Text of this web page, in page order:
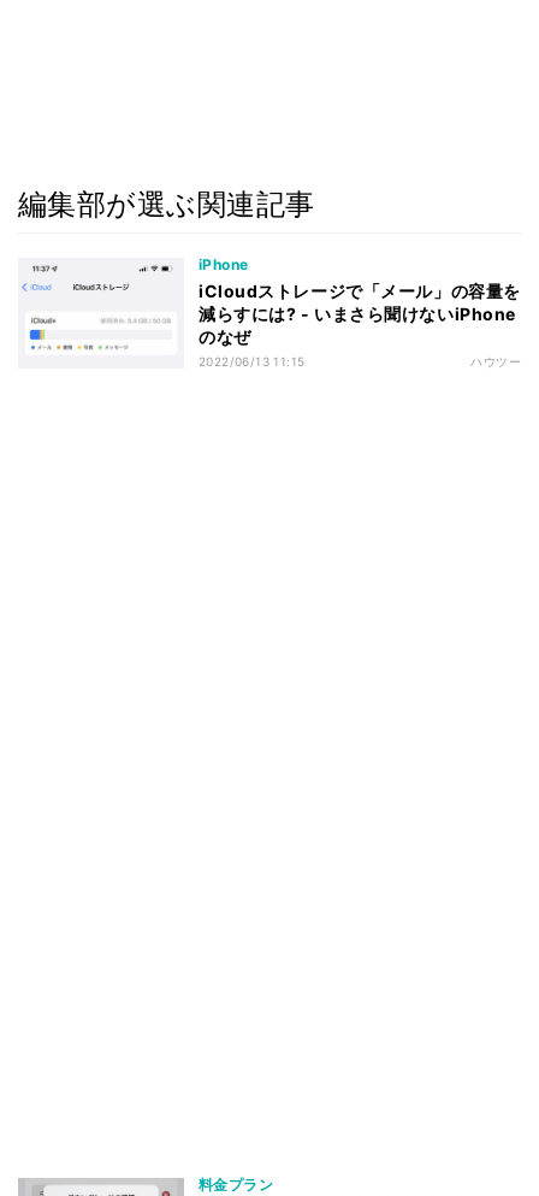
編集部が選ぶ関連記事
iPhone
iCloudストレージで「メール」の容量を
減らすには? - いまさら聞けないiPhone
のなぜ
2022/06/13 11:15 ハウツー
料金プラン